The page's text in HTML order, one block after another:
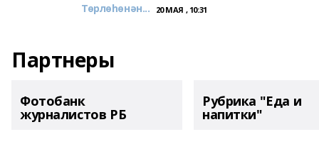
Төрлөһөнән... 20 МАЯ , 10:31
Партнеры
Фотобанк
журналистов РБ
Рубрика "Еда и
напитки"